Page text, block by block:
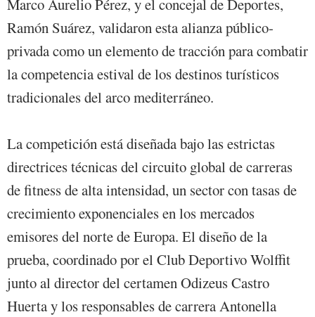
Marco Aurelio Pérez, y el concejal de Deportes,
Ramón Suárez, validaron esta alianza público-
privada como un elemento de tracción para combatir
la competencia estival de los destinos turísticos
tradicionales del arco mediterráneo.
La competición está diseñada bajo las estrictas
directrices técnicas del circuito global de carreras
de fitness de alta intensidad, un sector con tasas de
crecimiento exponenciales en los mercados
emisores del norte de Europa. El diseño de la
prueba, coordinado por el Club Deportivo Wolffit
junto al director del certamen Odizeus Castro
Huerta y los responsables de carrera Antonella